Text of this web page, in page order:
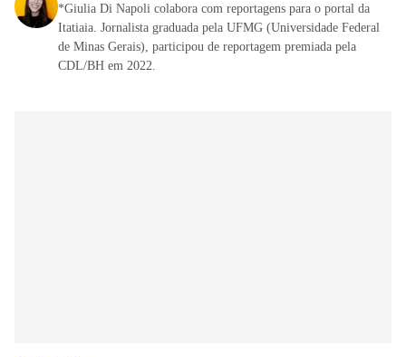
*Giulia Di Napoli colabora com reportagens para o portal da
Itatiaia. Jornalista graduada pela UFMG (Universidade Federal
de Minas Gerais), participou de reportagem premiada pela
CDL/BH em 2022.